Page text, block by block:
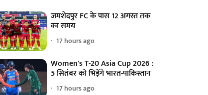
जमशेदपुर FC के पास 12 अगस्त तक
का समय
17 hours ago
Women's T-20 Asia Cup 2026 :
5 सितंबर को भिड़ेंगे भारत-पाकिस्तान
17 hours ago